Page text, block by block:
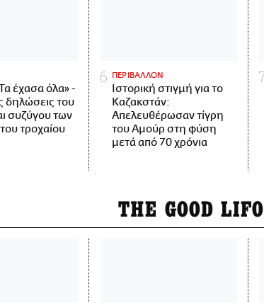
έχασα όλα» -
δηλώσεις του
συζύγου των
τροχαίου
ΠΕΡΙΒΑΛΛΟΝ
Ιστορική στιγμή για το
Καζακστάν:
Απελευθέρωσαν τίγρη
του Αμούρ στη φύση
μετά από 70 χρόνια
THE GOOD LIFO